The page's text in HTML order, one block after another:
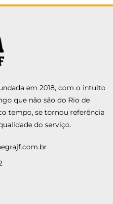
em 2018, com o intuito
que não são do Rio de
tempo, se tornou referência
do serviço.